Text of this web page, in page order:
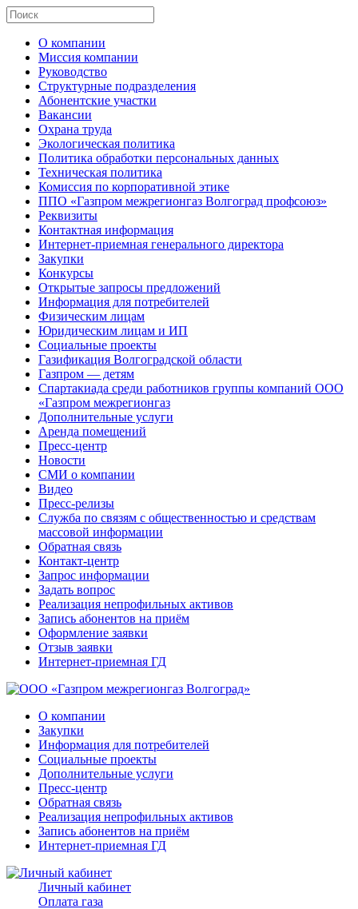
О компании
Миссия компании
Руководство
Структурные подразделения
Абонентские участки
Вакансии
Охрана труда
Экологическая политика
Политика обработки персональных данных
Техническая политика
Комиссия по корпоративной этике
ППО «Газпром межрегионгаз Волгоград профсоюз»
Реквизиты
Контактная информация
Интернет-приемная генерального директора
Закупки
Конкурсы
Открытые запросы предложений
Информация для потребителей
Физическим лицам
Юридическим лицам и ИП
Социальные проекты
Газификация Волгоградской области
Газпром — детям
Спартакиада среди работников группы компаний ООО
«Газпром межрегионгаз
Дополнительные услуги
Аренда помещений
Пресс-центр
Новости
СМИ о компании
Видео
Пресс-релизы
Служба по связям с общественностью и средствам
массовой информации
Обратная связь
Контакт-центр
Запрос информации
Задать вопрос
Реализация непрофильных активов
Запись абонентов на приём
Оформление заявки
Отзыв заявки
Интернет-приемная ГД
О компании
Закупки
Информация для потребителей
Социальные проекты
Дополнительные услуги
Пресс-центр
Обратная связь
Реализация непрофильных активов
Запись абонентов на приём
Интернет-приемная ГД
Личный кабинет
Оплата газа